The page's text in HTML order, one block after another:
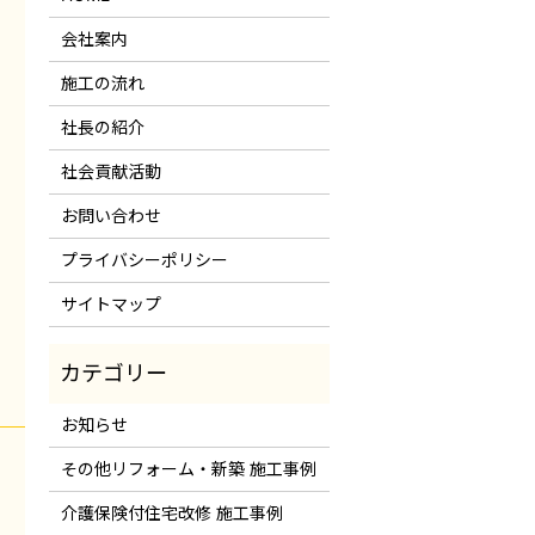
会社案内
施工の流れ
社長の紹介
社会貢献活動
お問い合わせ
プライバシーポリシー
サイトマップ
お知らせ
その他リフォーム・新築 施工事例
介護保険付住宅改修 施工事例